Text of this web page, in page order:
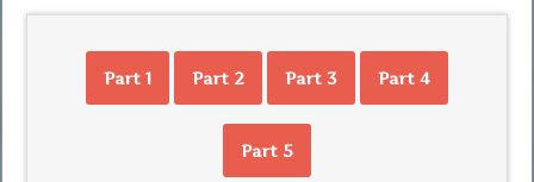
Part 1 Part 2 Part 3 Part 4
Part 5